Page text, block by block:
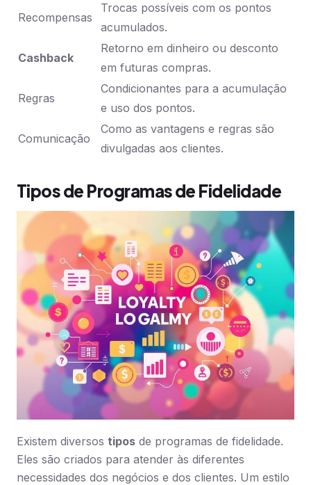
Recompensas
Trocas possíveis com os pontos
acumulados.
Cashback
Retorno em dinheiro ou desconto
em futuras compras.
Regras
Condicionantes para a acumulação
e uso dos pontos.
Comunicação
Como as vantagens e regras são
divulgadas aos clientes.
Tipos de Programas de Fidelidade
Existem diversos tipos de programas de fidelidade.
Eles são criados para atender às diferentes
necessidades dos negócios e dos clientes. Um estilo